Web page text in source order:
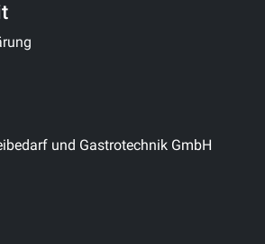
und Gastrotechnik GmbH